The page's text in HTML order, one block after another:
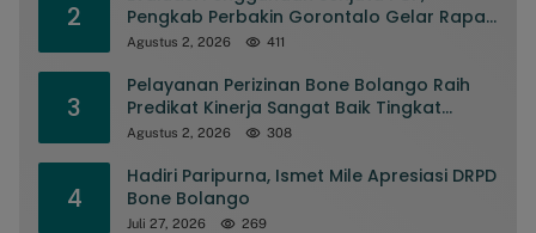
2
Pengkab Perbakin Gorontalo Gelar Rapat
Pengurus
Agustus 2, 2026 411
3
Pelayanan Perizinan Bone Bolango Raih
Predikat Kinerja Sangat Baik Tingkat
Nasional
Agustus 2, 2026 308
4
Hadiri Paripurna, Ismet Mile Apresiasi DRPD
Bone Bolango
Juli 27, 2026 269